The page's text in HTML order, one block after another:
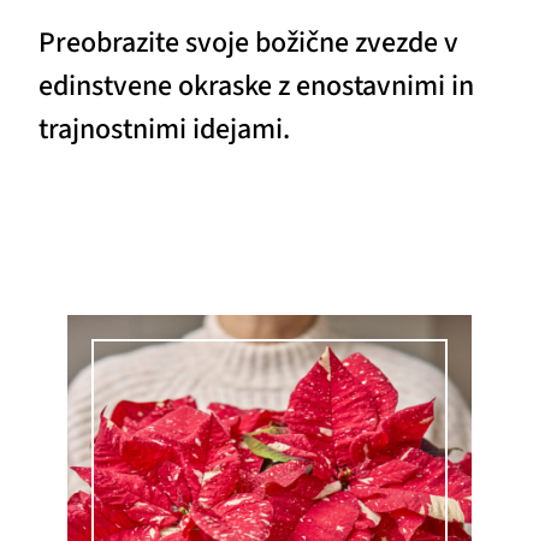
Preobrazite svoje božične zvezde v
edinstvene okraske z enostavnimi in
trajnostnimi idejami.